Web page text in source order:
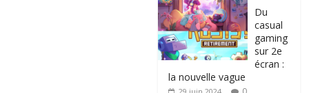
Du
casual
gaming
sur 2e
écran :
la nouvelle vague